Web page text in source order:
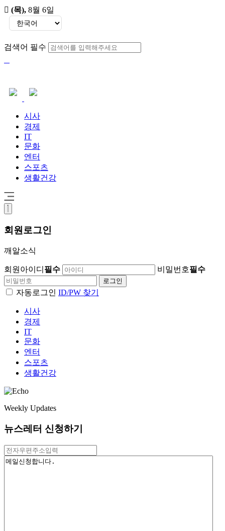
(목), 8월 6일
검색어 필수
시사
경제
IT
문화
엔터
스포츠
생활건강
회원 로그인
깨알소식
회원아이디 필수 비밀번호필수
자동로그인 ID/PW 찾기
시사
경제
IT
문화
엔터
스포츠
생활건강
Weekly Updates
뉴스레터 신청하기